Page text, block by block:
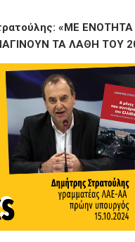
«ΜΕ ΕΝΟΤΗΤΑ
ΤΑ ΛΑΘΗ ΤΟΥ